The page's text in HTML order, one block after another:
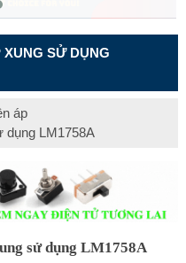
SỬ DỤNG
áp
dụng LM1758A
sử dụng LM1758A